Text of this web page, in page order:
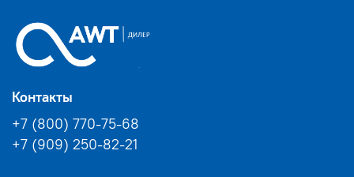
Контакты
+7 (800) 770-75-68
+7 (909) 250-82-21